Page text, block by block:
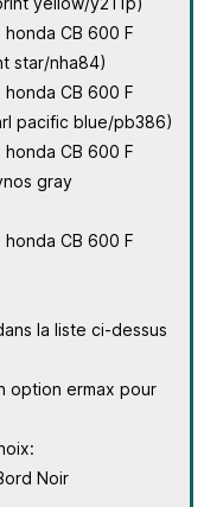
CB 600 F
star/nha84)
CB 600 F
pacific blue/pb386)
CB 600 F
gray
CB 600 F
la liste ci-dessus
option ermax pour
Noir